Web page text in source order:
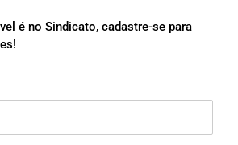
é no Sindicato, cadastre-se para